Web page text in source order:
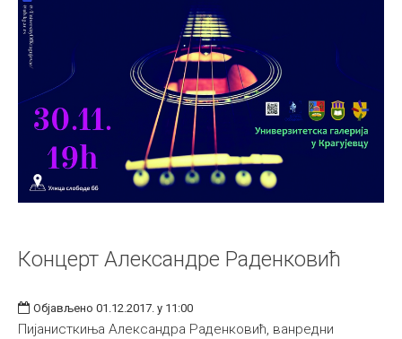
Концерт Александре Раденковић
Објављено 01.12.2017. у 11:00
Пијанисткиња Александра Раденковић, ванредни